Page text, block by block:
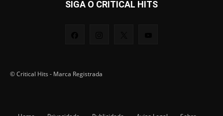
SIGA O CRITICAL HITS
© Critical Hits - Marca Registrada